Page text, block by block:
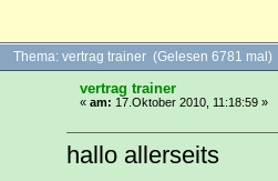
Thema: vertrag trainer (Gelesen 6781 mal)
vertrag trainer
«am: 17.Oktober 2010, 11:18:59 »
hallo allerseits